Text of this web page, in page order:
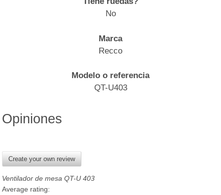
No
Marca
Recco
Modelo o referencia
QT-U403
Opiniones
Create your own review
Ventilador de mesa QT-U 403
Average rating: